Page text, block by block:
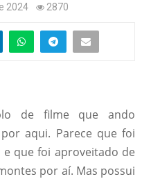
2024 2870
de filme que ando
aqui. Parece que foi
que foi aproveitado de
por aí. Mas possui